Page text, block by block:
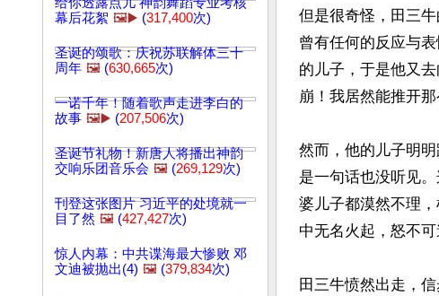
幕后花絮 🖼️▶️ (317,400次)
圣诞的颂歌：庆祝苏联解体三十
周年 🖼️ (630,665次)
一诺千年！随着歌声走进李白的
故事 🖼️▶️ (207,506次)
圣诞节礼物！新唐人将播出神韵
交响乐团音乐会 🖼️ (269,129次)
刊登这张图片 习近平的处境就一
目了然 🖼️ (427,427次)
惊人内幕：中共谍海最大惨败 邓
文迪被抛出(4) 🖼️ (379,834次)
但是很奇怪，田三
曾有任何的反应与
的儿子，于是他又
崩！我居然能推开
然而，他的儿子明
是一句话也没听见
婆儿子都漠然不理
中无名火起，怒不
田三牛愤然出走，